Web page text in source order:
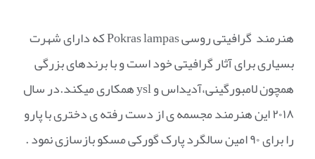
هنرمند گرافیتی روسی Pokras lampas که دارای شهرت
بسیاری برای آثار گرافیتی خود است و با برندهای بزرگی
همچون لامبورگینی،آدیداس و ysl همکاری میکند.در سال
۲۰۱۸ این هنرمند مجسمه ی از دست رفته ی دختری با پارو
را برای ۹۰ امین سالگرد پارک گورکی مسکو بازسازی نمود .